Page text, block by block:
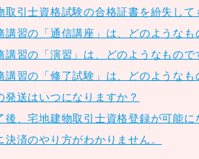
取引士資格試験の合格証書を紛失し
講習の「通信講座」は、どのようなも
講習の「演習」は、どのようなもので
講習の「修了試験」は、どのようなも
発送はいつになりますか？
後、宅地建物取引士資格登録が可能
決済のやり方がわかりません。